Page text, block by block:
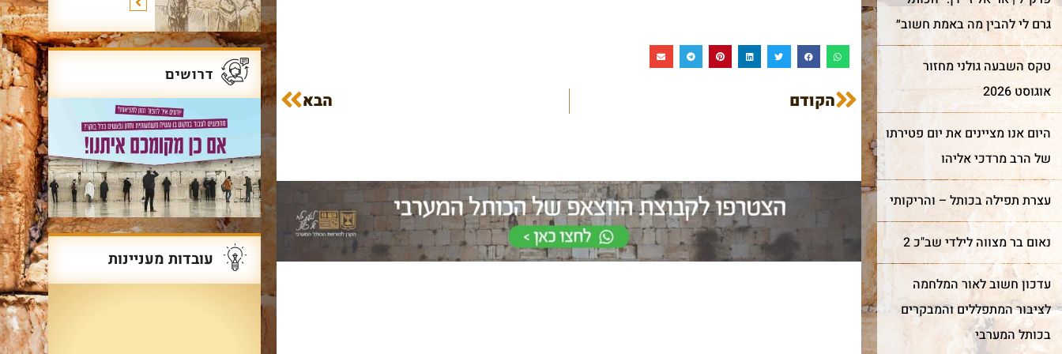
גרם לי להבין מה באמת חשוב״
טקס השבעה גולני מחזור
אוגוסט 2026
היום אנו מציינים את יום פטירתו
של הרב מרדכי אליהו
עצרת תפילה בכותל – והריקותי
נאום בר מצווה לילדי שב"כ 2
עדכון חשוב לאור המלחמה
לציבור המתפללים והמבקרים
בכותל המערבי
הקודם הבא
דרושים
עובדות מעניינות